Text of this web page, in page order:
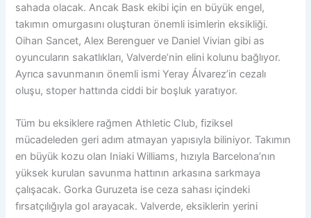
sahada olacak. Ancak Bask ekibi için en büyük engel,
takımın omurgasını oluşturan önemli isimlerin eksikliği.
Oihan Sancet, Alex Berenguer ve Daniel Vivian gibi as
oyuncuların sakatlıkları, Valverde’nin elini kolunu bağlıyor.
Ayrıca savunmanın önemli ismi Yeray Álvarez’in cezalı
oluşu, stoper hattında ciddi bir boşluk yaratıyor.
Tüm bu eksiklere rağmen Athletic Club, fiziksel
mücadeleden geri adım atmayan yapısıyla biliniyor. Takımın
en büyük kozu olan Iniaki Williams, hızıyla Barcelona’nın
yüksek kurulan savunma hattının arkasına sarkmaya
çalışacak. Gorka Guruzeta ise ceza sahası içindeki
fırsatçılığıyla gol arayacak. Valverde, eksiklerin yerini